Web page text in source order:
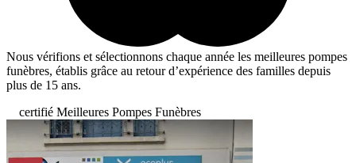
Nous vérifions et sélectionnons chaque année les meilleures pompes
funèbres, établis grâce au retour d’expérience des familles depuis
plus de 15 ans.
certifié Meilleures Pompes Funèbres